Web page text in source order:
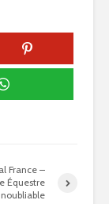
France –
Équestre
Inoubliable